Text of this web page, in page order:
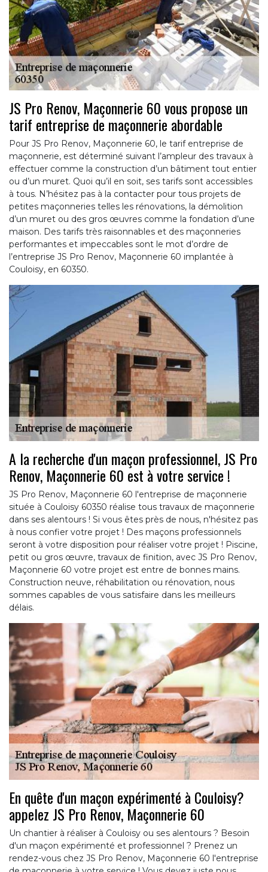
JS Pro Renov, Maçonnerie 60 vous propose un
tarif entreprise de maçonnerie abordable
Pour JS Pro Renov, Maçonnerie 60, le tarif entreprise de
maçonnerie, est déterminé suivant l’ampleur des travaux à
effectuer comme la construction d’un bâtiment tout entier
ou d’un muret. Quoi qu’il en soit, ses tarifs sont accessibles
à tous. N’hésitez pas à la contacter pour tous projets de
petites maçonneries telles les rénovations, la démolition
d’un muret ou des gros œuvres comme la fondation d’une
maison. Des tarifs très raisonnables et des maçonneries
performantes et impeccables sont le mot d’ordre de
l’entreprise JS Pro Renov, Maçonnerie 60 implantée à
Couloisy, en 60350.
A la recherche d'un maçon professionnel, JS Pro
Renov, Maçonnerie 60 est à votre service !
JS Pro Renov, Maçonnerie 60 l'entreprise de maçonnerie
située à Couloisy 60350 réalise tous travaux de maçonnerie
dans ses alentours ! Si vous êtes près de nous, n'hésitez pas
à nous confier votre projet ! Des maçons professionnels
seront à votre disposition pour réaliser votre projet ! Piscine,
petit ou gros œuvre, travaux de finition, avec JS Pro Renov,
Maçonnerie 60 votre projet est entre de bonnes mains.
Construction neuve, réhabilitation ou rénovation, nous
sommes capables de vous satisfaire dans les meilleurs
délais.
En quête d'un maçon expérimenté à Couloisy?
appelez JS Pro Renov, Maçonnerie 60
Un chantier à réaliser à Couloisy ou ses alentours ? Besoin
d'un maçon expérimenté et professionnel ? Prenez un
rendez-vous chez JS Pro Renov, Maçonnerie 60 l'entreprise